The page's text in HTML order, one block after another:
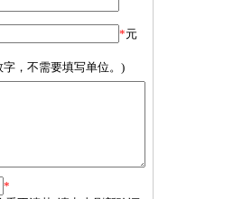
*元
字，不需要填写单位。)
*